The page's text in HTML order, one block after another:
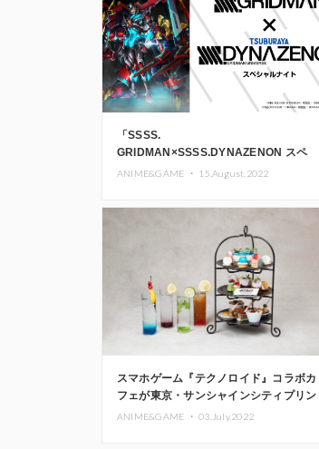
「SSSS.
GRIDMAN×SSSS.DYNAZENON スペ
シャルナイト」開催決定
ANIME&GAME ・ 15.August.2022
スマホゲーム『テクノロイド』コラボカ
フェが東京・サンシャインシティプリン
スホテルにて開催
ANIME&GAME ・03.July.2022